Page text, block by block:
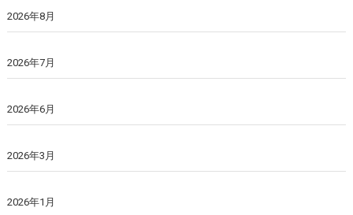
2026年8月
2026年7月
2026年6月
2026年3月
2026年1月